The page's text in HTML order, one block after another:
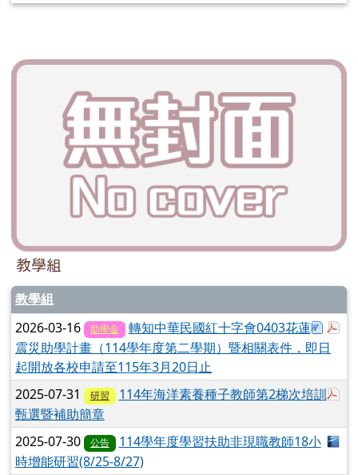
教學組
教學組
下載
2026-03-16 助學金
轉知中華民國紅十字會0403花蓮
震災助學計畫（114學年度第二學期）暨相關表件，即日
起開放各校申請至115年3月20日止
2025-07-31 研習
114年海洋素養種子教師第2梯次培訓
甄選暨補助簡章
2025-07-30 公告
114學年度學習扶助非現職教師18小
時增能研習(8/25-8/27)